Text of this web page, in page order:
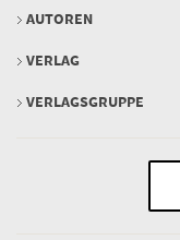
AUTOREN
VERLAG
VERLAGSGRUPPE